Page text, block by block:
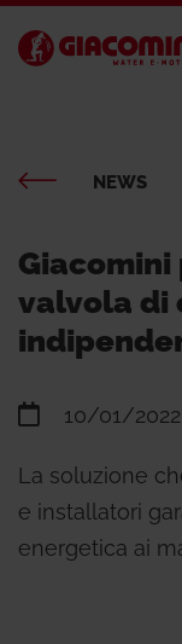
NEWS
valvola di
10/01/2022
La soluzione
e installatori
energetica ai